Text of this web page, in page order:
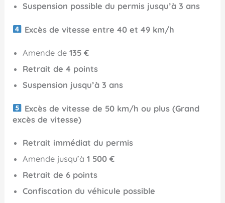
Suspension possible du permis jusqu’à 3 ans
Excès de vitesse entre 40 et 49 km/h
Amende de135 €
Retrait de 4 points
Suspension jusqu’à 3 ans
Excès de vitesse de 50 km/h ou plus (Grand
excès de vitesse)
Retrait immédiat du permis
Amende jusqu’à1 500 €
Retrait de 6 points
Confiscation du véhicule possible